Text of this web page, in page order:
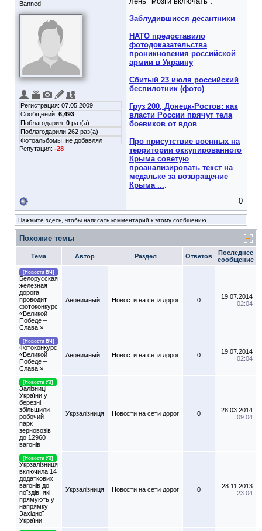
Banned
Регистрация: 07.05.2009
Сообщений: 6,493
Поблагодарил: 0 раз(а)
Поблагодарили 262 раз(а)
Фотоальбомы: не добавлял
Репутация: -28
Заблудившиеся десантники
НАТО предоставило
фотодоказательства
проникновения российской
армии в Украину
Сбитый 23 июля российский
беспилотник (фото)
Груз 200, Донецк-Ростов: как
власти России прячут тела
боевиков от вдов
Про присутствие военных на
территории оккупированного
Крыма советую
проанализировать текст на
медальке за возвращение
Крыма ....
0
Нажмите здесь, чтобы написать комментарий к этому сообщению
Похожие темы
Тема Автор Раздел Ответов
Последнее
сообщение
[Новости БЧ]
Белорусская
железная
дорога
проводит
фотоконкурс
«Великой
Победе –
Слава!»
Анонимный Новости на сети дорог 0
19.07.2014
02:04
[Новости БЧ]
Фотоконкурс
«Великой
Победе –
Слава!»
Анонимный Новости на сети дорог 0
19.07.2014
02:04
[Новости УЗ]
Залізниці
України у
березні
збільшили
робочий
парк
зерновозів
до 12960
вагонів
Укрзалізниця Новости на сети дорог 0
28.03.2014
09:04
[Новости УЗ]
Укрзалізниця
включила 14
додаткових
вагонів до
поїздів, які
прямують у
напрямку
Західної
України
Укрзалізниця Новости на сети дорог 0
28.11.2013
23:04